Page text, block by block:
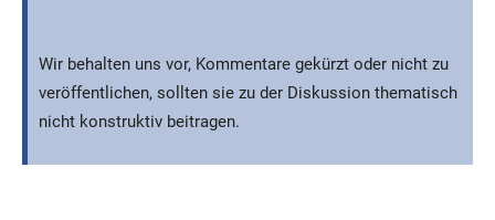
Wir behalten uns vor, Kommentare gekürzt oder nicht zu
veröffentlichen, sollten sie zu der Diskussion thematisch
nicht konstruktiv beitragen.